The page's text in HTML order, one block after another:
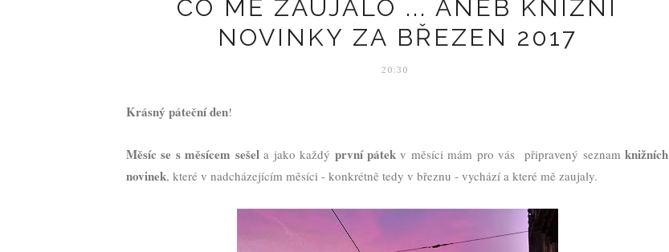
CO MĚ ZAUJALO ... ANEB KNIŽNÍ
NOVINKY ZA BŘEZEN 2017
20:30
Krásný páteční den!
Měsíc se s měsícem sešela jako každý první pátekv měsíci mám pro vás připravený seznamknižních
novinek, které v nadcházejícím měsíci - konkrétně tedy v březnu - vychází a které mě zaujaly.